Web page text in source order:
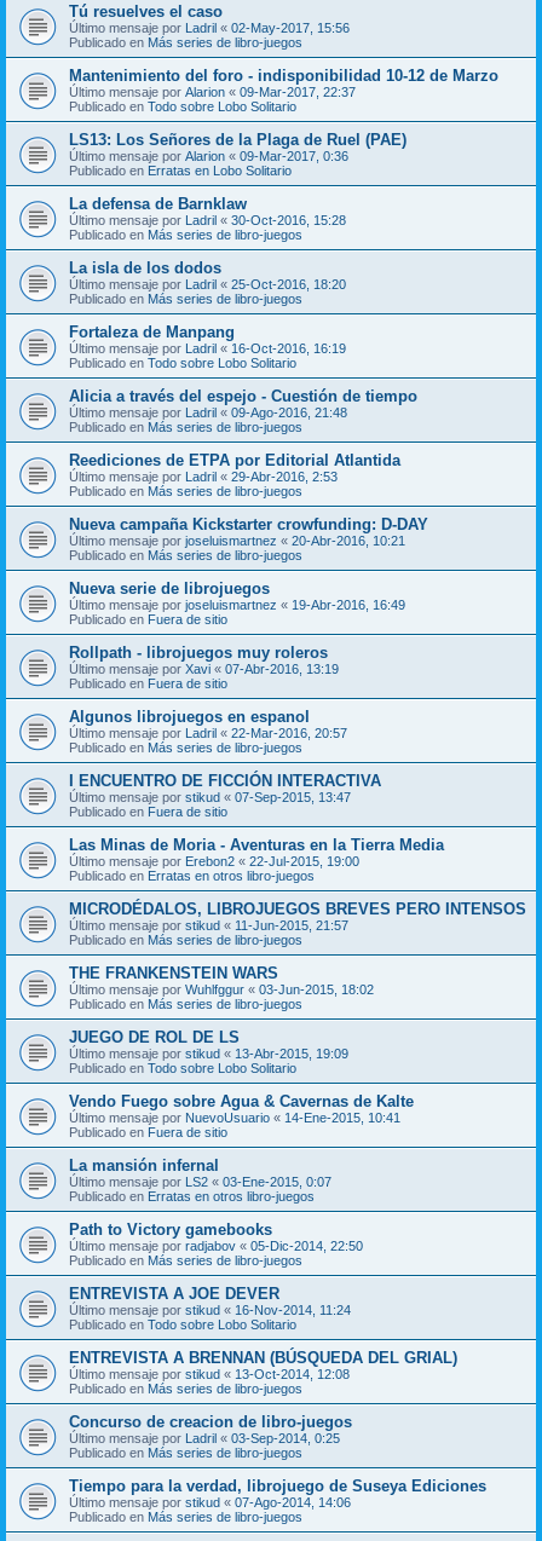
Tú resuelves el caso
Último mensaje por Ladril « 02-May-2017, 15:56
Publicado en Más series de libro-juegos
Mantenimiento del foro - indisponibilidad 10-12 de Marzo
Último mensaje por Alarion « 09-Mar-2017, 22:37
Publicado en Todo sobre Lobo Solitario
LS13: Los Señores de la Plaga de Ruel (PAE)
Último mensaje por Alarion « 09-Mar-2017, 0:36
Publicado en Erratas en Lobo Solitario
La defensa de Barnklaw
Último mensaje por Ladril « 30-Oct-2016, 15:28
Publicado en Más series de libro-juegos
La isla de los dodos
Último mensaje por Ladril « 25-Oct-2016, 18:20
Publicado en Más series de libro-juegos
Fortaleza de Manpang
Último mensaje por Ladril « 16-Oct-2016, 16:19
Publicado en Todo sobre Lobo Solitario
Alicia a través del espejo - Cuestión de tiempo
Último mensaje por Ladril « 09-Ago-2016, 21:48
Publicado en Más series de libro-juegos
Reediciones de ETPA por Editorial Atlantida
Último mensaje por Ladril « 29-Abr-2016, 2:53
Publicado en Más series de libro-juegos
Nueva campaña Kickstarter crowfunding: D-DAY
Último mensaje por joseluismartnez « 20-Abr-2016, 10:21
Publicado en Más series de libro-juegos
Nueva serie de librojuegos
Último mensaje por joseluismartnez « 19-Abr-2016, 16:49
Publicado en Fuera de sitio
Rollpath - librojuegos muy roleros
Último mensaje por Xavi « 07-Abr-2016, 13:19
Publicado en Fuera de sitio
Algunos librojuegos en espanol
Último mensaje por Ladril « 22-Mar-2016, 20:57
Publicado en Más series de libro-juegos
I ENCUENTRO DE FICCIÓN INTERACTIVA
Último mensaje por stikud « 07-Sep-2015, 13:47
Publicado en Fuera de sitio
Las Minas de Moria - Aventuras en la Tierra Media
Último mensaje por Erebon2 « 22-Jul-2015, 19:00
Publicado en Erratas en otros libro-juegos
MICRODÉDALOS, LIBROJUEGOS BREVES PERO INTENSOS
Último mensaje por stikud « 11-Jun-2015, 21:57
Publicado en Más series de libro-juegos
THE FRANKENSTEIN WARS
Último mensaje por Wuhlfggur « 03-Jun-2015, 18:02
Publicado en Más series de libro-juegos
JUEGO DE ROL DE LS
Último mensaje por stikud « 13-Abr-2015, 19:09
Publicado en Todo sobre Lobo Solitario
Vendo Fuego sobre Agua & Cavernas de Kalte
Último mensaje por NuevoUsuario « 14-Ene-2015, 10:41
Publicado en Fuera de sitio
La mansión infernal
Último mensaje por LS2 « 03-Ene-2015, 0:07
Publicado en Erratas en otros libro-juegos
Path to Victory gamebooks
Último mensaje por radjabov « 05-Dic-2014, 22:50
Publicado en Más series de libro-juegos
ENTREVISTA A JOE DEVER
Último mensaje por stikud « 16-Nov-2014, 11:24
Publicado en Todo sobre Lobo Solitario
ENTREVISTA A BRENNAN (BÚSQUEDA DEL GRIAL)
Último mensaje por stikud « 13-Oct-2014, 12:08
Publicado en Más series de libro-juegos
Concurso de creacion de libro-juegos
Último mensaje por Ladril « 03-Sep-2014, 0:25
Publicado en Más series de libro-juegos
Tiempo para la verdad, librojuego de Suseya Ediciones
Último mensaje por stikud « 07-Ago-2014, 14:06
Publicado en Más series de libro-juegos